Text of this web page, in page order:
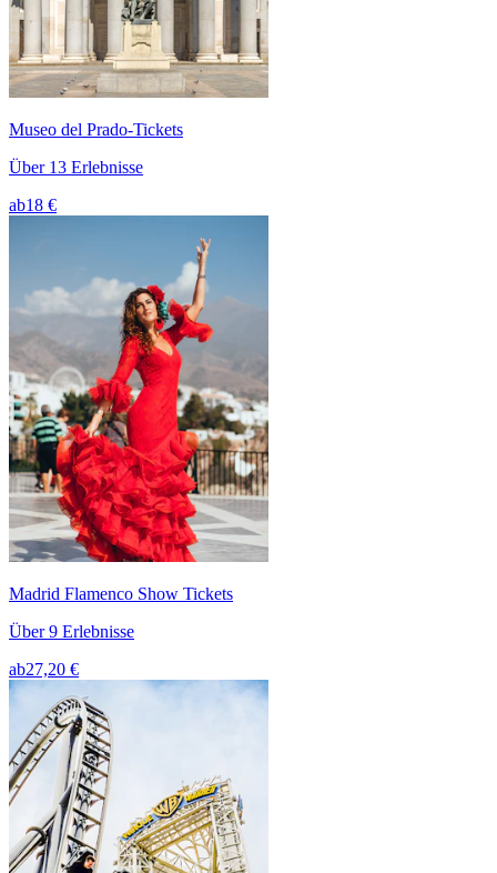
Museo del Prado-Tickets
Über 13 Erlebnisse
ab18 €
Madrid Flamenco Show Tickets
Über 9 Erlebnisse
ab27,20 €